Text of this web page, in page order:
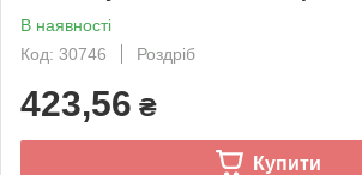
В наявності
Код: 30746
Роздріб
423,56 ₴
Купити